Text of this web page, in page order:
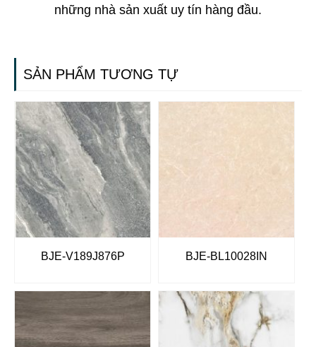
những nhà sản xuất uy tín hàng đầu.
SẢN PHẨM TƯƠNG TỰ
BJE-V189J876P BJE-BL10028IN